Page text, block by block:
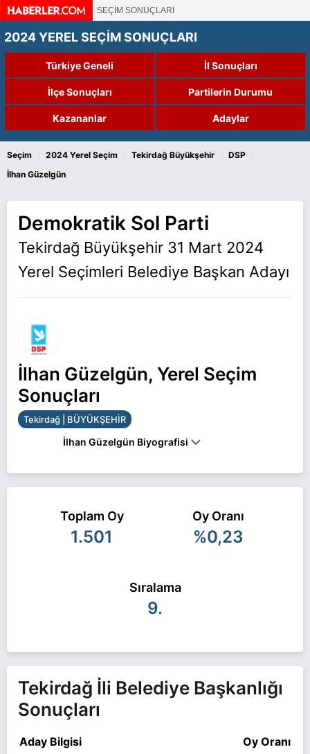
SEÇİM SONUÇLARI
2024 YEREL SEÇİM SONUÇLARI
Türkiye Geneli İl Sonuçları
İlçe Sonuçları Partilerin Durumu
Kazananlar Adaylar
Seçim 2024 Yerel Seçim Tekirdağ Büyükşehir DSP
İlhan Güzelgün
Demokratik Sol Parti
Tekirdağ Büyükşehir 31 Mart 2024
Yerel Seçimleri Belediye Başkan Adayı
İlhan Güzelgün, Yerel Seçim
Sonuçları
Tekirdağ | BÜYÜKŞEHİR
İlhan Güzelgün Biyografisi
başkan adayı olarak DSP ile 31 Mart 2024 yerel
seçimlerinde yarışıyor. İlhan Güzelgün ile ilgili daha
fazla bilgi için
İlhan Güzelgün Haberleri
Toplam Oy
1.501
Oy Oranı
%0,23
Sıralama
9.
Tekirdağ İli Belediye Başkanlığı
Sonuçları
Aday Bilgisi Oy Oranı